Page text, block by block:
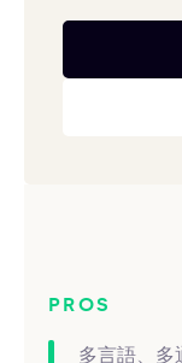
PROS
多言語、多